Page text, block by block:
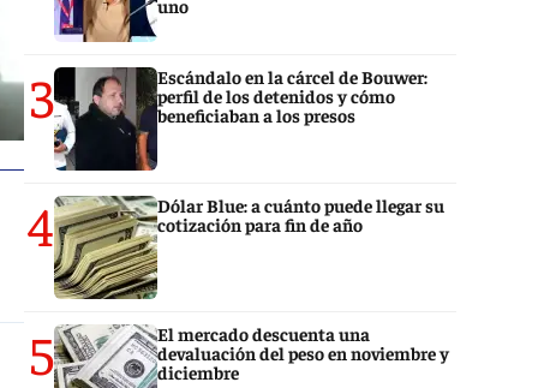
uno
3
Escándalo en la cárcel de Bouwer:
perfil de los detenidos y cómo
beneficiaban a los presos
4
Dólar Blue: a cuánto puede llegar su
cotización para fin de año
5
El mercado descuenta una
devaluación del peso en noviembre y
diciembre